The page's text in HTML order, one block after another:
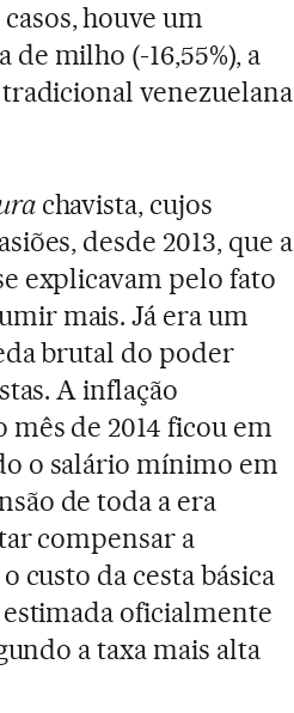
houve um
milho (-16,55%), a
venezuelana
chavista, cujos
desde 2013, que a
explicavam pelo fato
mais. Já era um
brutal do poder
A inflação
de 2014 ficou em
o salário mínimo em
de toda a era
compensar a
custo da cesta básica
oficialmente
a taxa mais alta